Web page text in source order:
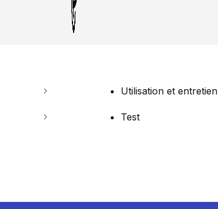
Utilisation et entretien
Test